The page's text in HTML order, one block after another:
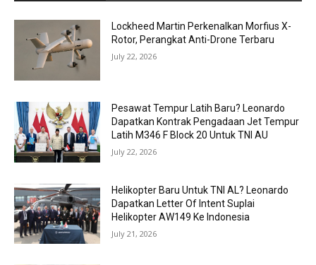
Lockheed Martin Perkenalkan Morfius X-
Rotor, Perangkat Anti-Drone Terbaru
July 22, 2026
Pesawat Tempur Latih Baru? Leonardo
Dapatkan Kontrak Pengadaan Jet Tempur
Latih M346 F Block 20 Untuk TNI AU
July 22, 2026
Helikopter Baru Untuk TNI AL? Leonardo
Dapatkan Letter Of Intent Suplai
Helikopter AW149 Ke Indonesia
July 21, 2026